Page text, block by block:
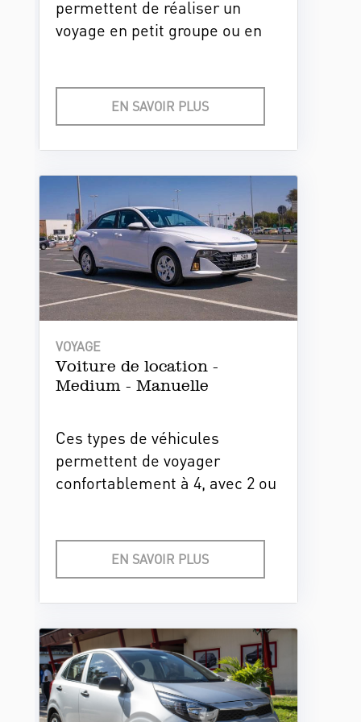
permettent de réaliser un
voyage en petit groupe ou en
entretenus et offrent toutes les
garanties de sécurité et de bon
EN SAVOIR PLUS
VOYAGE
Voiture de location -
Medium - Manuelle
Ces types de véhicules
permettent de voyager
confortablement à 4, avec 2 ou
garanties de sécurité et de bon
fonctionnement.
EN SAVOIR PLUS